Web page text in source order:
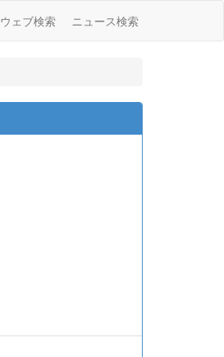
ウェブ検索 ニュース検索